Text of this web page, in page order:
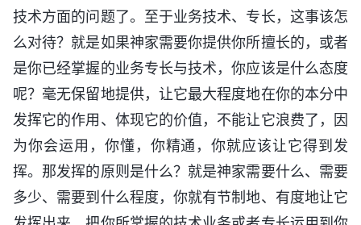
技术方面的问题了。至于业务技术、专长，这事该怎
么对待？就是如果神家需要你提供你所擅长的，或者
是你已经掌握的业务专长与技术，你应该是什么态度
呢？毫无保留地提供，让它最大程度地在你的本分中
发挥它的作用、体现它的价值，不能让它浪费了，因
为你会运用，你懂，你精通，你就应该让它得到发
挥。那发挥的原则是什么？就是神家需要什么、需要
多少、需要到什么程度，你就有节制地、有度地让它